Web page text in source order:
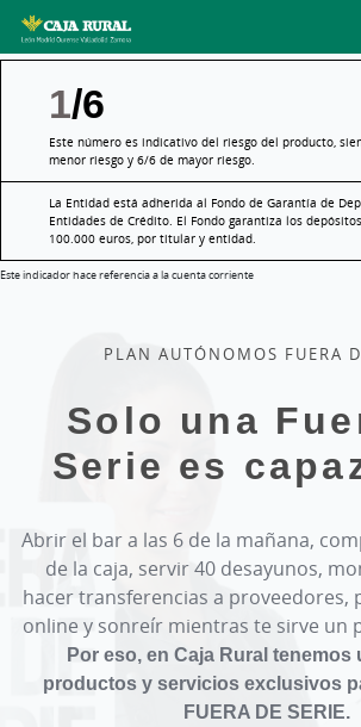
1/6
Este número es indicativo del riesgo del producto,
menor riesgo y 6/6 de mayor riesgo.
La Entidad está adherida al Fondo de Garantía de
Entidades de Crédito. El Fondo garantiza los
100.000 euros, por titular y entidad.
Este indicador hace referencia a la cuenta corriente
PLAN AUTÓNOMOS FUERA
Solo una
Serie es
Abrir el bar a las 6 de la mañana,
de la caja, servir 40 desayunos,
hacer transferencias a proveedores,
online y sonreír mientras te sirve un
Por eso, en Caja Rural tenemos
productos y servicios exclusivos
FUERA DE SERIE.